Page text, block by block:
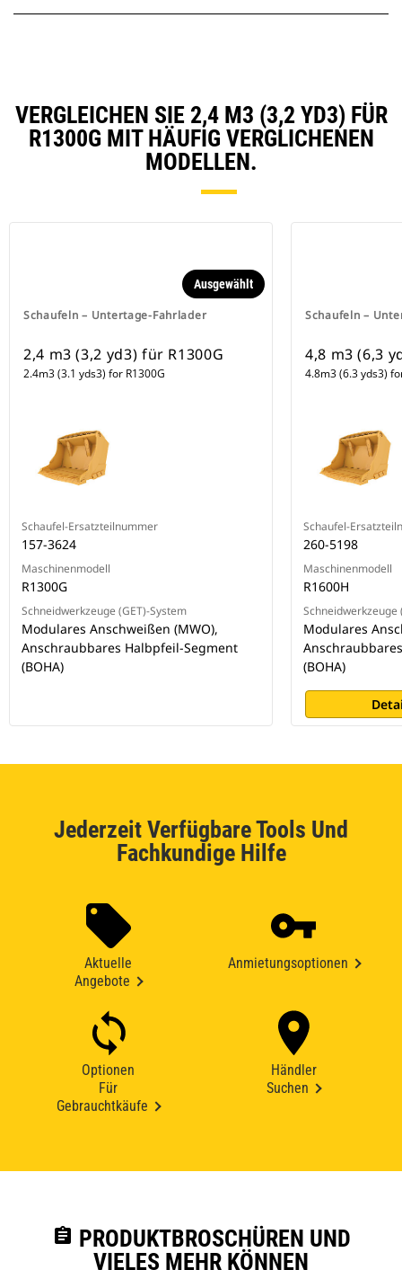
VERGLEICHEN SIE 2,4 M3 (3,2 YD3) FÜR
R1300G MIT HÄUFIG VERGLICHENEN
MODELLEN.
Schaufeln – Untertage-Fahrlader
Ausgewählt
2,4 m3 (3,2 yd3) für R1300G
2.4m3 (3.1 yds3) for R1300G
Schaufel-Ersatzteilnummer
157-3624
Maschinenmodell
R1300G
Schneidwerkzeuge (GET)-System
Modulares Anschweißen (MWO),
Anschraubbares Halbpfeil-Segment
(BOHA)
Schaufeln –
4,8 m3 (6,3
4.8m3 (6.3 yds3)
Schaufel-
260-5198
Maschinenmodell
R1600H
Schneidwerkzeuge
Modulares
(BOHA)
Jederzeit Verfügbare Tools Und
Fachkundige Hilfe
Aktuelle
Angebote
Anmietungsoptionen
Optionen
Für
Gebrauchtkäufe
Händler
Suchen
assignment PRODUKTBROSCHÜREN UND
VIELES MEHR KÖNNEN